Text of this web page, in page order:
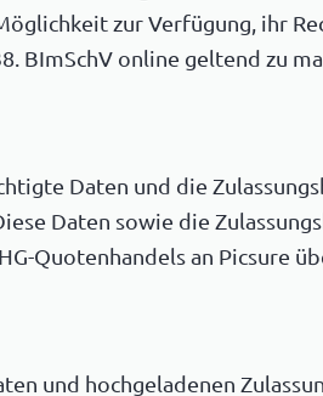
zur Verfügung, ihr
BImSchV online geltend zu
Daten und die
Daten sowie die
Quotenhandels an Picsure
und hochgeladenen